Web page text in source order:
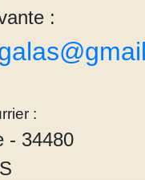
:
:
- 34480